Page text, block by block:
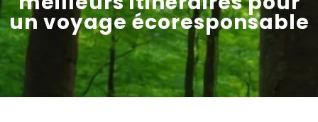
un voyage écoresponsable